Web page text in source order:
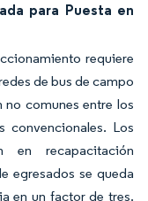
para Puesta en
requiere
de bus de campo
comunes entre los
convencionales. Los
en recapacitación
egresados se queda
en un factor de tres.